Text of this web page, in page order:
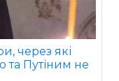
через які
та Путіним не